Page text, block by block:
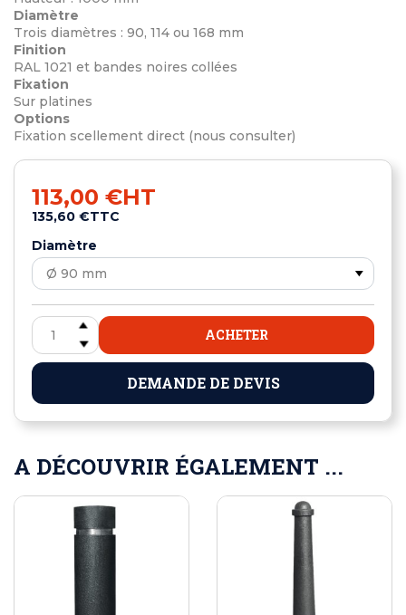
Diamètre
Trois diamètres : 90, 114 ou 168 mm
Finition
RAL 1021 et bandes noires collées
Fixation
Sur platines
Options
Fixation scellement direct (nous consulter)
113,00 €HT
135,60 €TTC
Diamètre
ACHETER
DEMANDE DE DEVIS
A DÉCOUVRIR ÉGALEMENT ...